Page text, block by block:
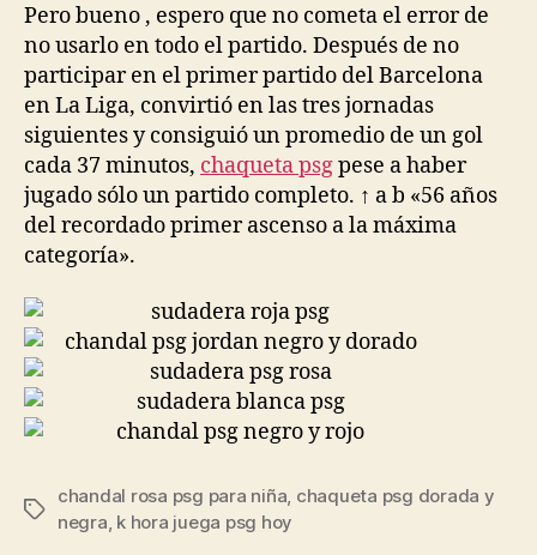
Pero bueno , espero que no cometa el error de
no usarlo en todo el partido. Después de no
participar en el primer partido del Barcelona
en La Liga, convirtió en las tres jornadas
siguientes y consiguió un promedio de un gol
cada 37 minutos, chaqueta psgpese a haber
jugado sólo un partido completo. ↑ a b «56 años
del recordado primer ascenso a la máxima
categoría».
Etiquetas
chandal rosa psg para niña, chaqueta psg dorada y
negra, k hora juega psg hoy